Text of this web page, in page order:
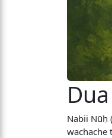
Nabii Nūḥ
wachache